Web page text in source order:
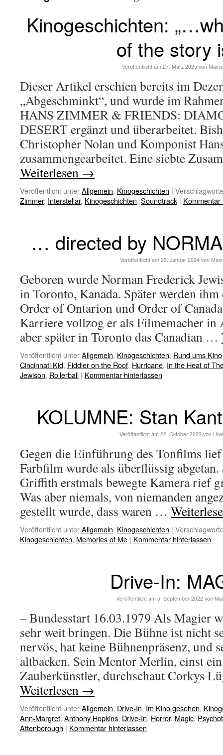
Kinogeschichten:
of the story
Veröffentlicht am 27. März 2025 von
Dieser Artikel erschien bereits im
„Abgeschminkt“, und wurde im
HANS ZIMMER & FRIENDS:
DESERT ergänzt und überarbeitet.
Christopher Nolan und Komponist
zusammengearbeitet. Eine siebte
Weiterlesen →
Veröffentlicht unterAllgemein, Kinogeschichten |
Zimmer, Interstellar, Kinogeschichten, Soundtrack | Kommentar
… directed by
Veröffentlicht am 29. Januar 2024 von
Geboren wurde Norman Frederick
in Toronto, Kanada. Später werden
Order of Ontarion und Order of
Karriere vollzog er als Filmemacher in
aber später in Toronto das Canadian …
Veröffentlicht unterAllgemein, Kinogeschichten, Rund ums Kino
Cincinnati Kid, Fiddler on the Roof, Hurricane, In the Heat of
Jewison, Rollerball | Kommentar hinterlassen
KOLUMNE: Stan
Veröffentlicht am 22. Oktober 2022 von
Gegen die Einführung des Tonfilms
Farbfilm wurde als überflüssig
Griffith erstmals bewegte Kamera rief
Was aber niemals, von niemanden
gestellt wurde, dass waren …
Veröffentlicht unterAllgemein, Kinogeschichten |
Kinogeschichten, Memories of Me | Kommentar hinterlassen
Drive-In:
Veröffentlicht am 5. September 2022 von
– Bundesstart 16.03.1979 Als Magier
sehr weit bringen. Die Bühne ist nicht
nervös, hat keine Bühnenpräsenz, und
altbacken. Sein Mentor Merlin, einst
Zauberkünstler, durchschaut Corkys
Weiterlesen →
Veröffentlicht unterAllgemein, Drive-In, Im Kino gesehen,
Ann-Margret, Anthony Hopkins, Drive-In, Horror, Magic,
Attenborough | Kommentar hinterlassen